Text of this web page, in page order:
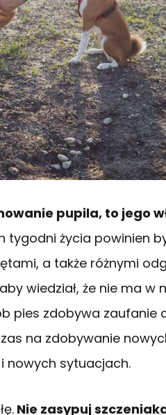
pupila, to jego
tygodni życia powinien
a także różnymi
wiedział, że nie ma w
pies zdobywa zaufanie
na zdobywanie
nowych sytuacjach.
Nie zasypuj